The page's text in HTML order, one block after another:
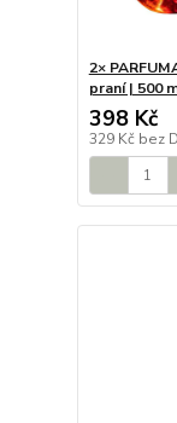
2×
praní | 500
398 Kč
329 Kč bez